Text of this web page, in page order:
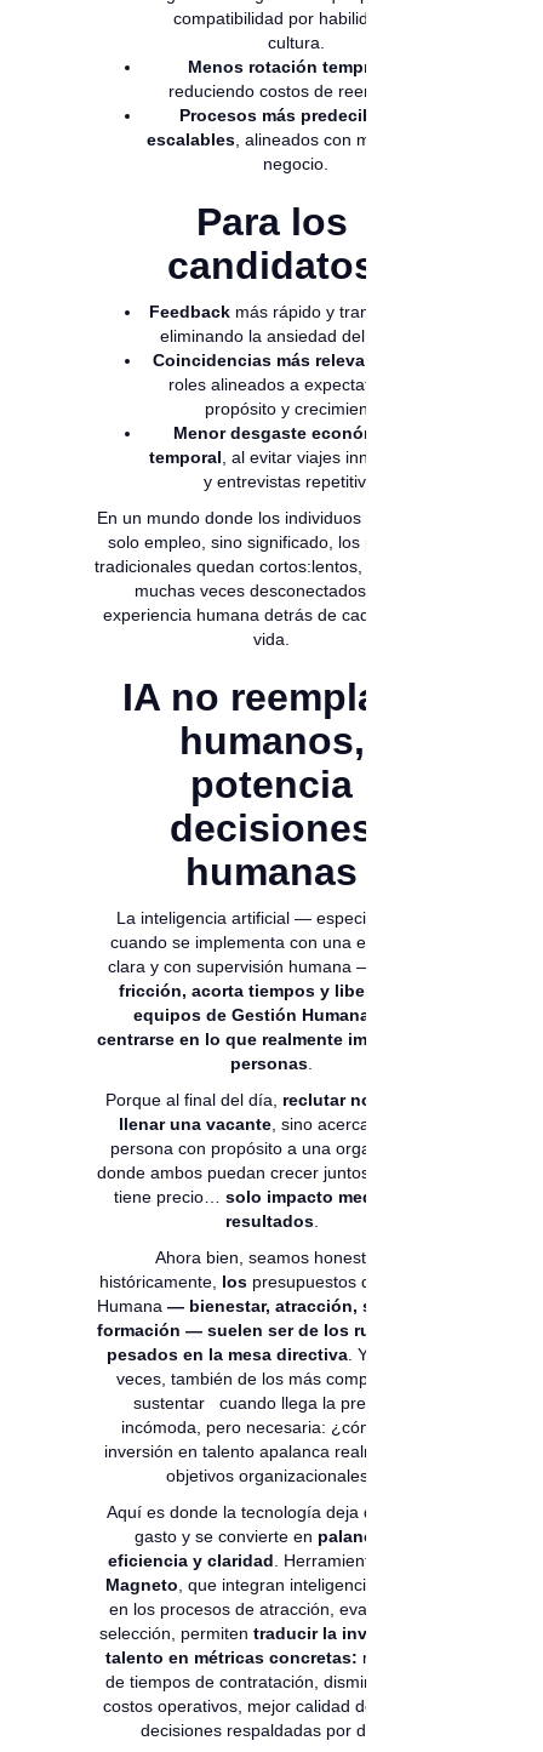
compatibilidad por habilidades y
cultura.
Menos rotación temprana,
reduciendo costos de reemplazo.
Procesos más predecibles y
escalables, alineados con métricas de
negocio.
Para los
candidatos
Feedback más rápido y transparente,
eliminando la ansiedad del silencio.
Coincidencias más relevantes
roles alineados a expectativas de
propósito y crecimiento.
Menor desgaste económico y
temporal , al evitar viajes innecesarios
y entrevistas repetitivas.
En un mundo donde los individuos buscan no
solo empleo, sino significado, los procesos
tradicionales quedan cortos:lentos, costosos y
muchas veces desconectados de la
experiencia humana detrás de cada hoja de
vida.
IA no reemplaza
humanos,
potencia
decisiones
humanas
La inteligencia artificial — especialmente
cuando se implementa con una estrategia
clara y con supervisión humana —
fricción, acorta tiempos y libera a los
equipos de Gestión Humana para
centrarse en lo que realmente importa: las
personas
Porque al final del día, reclutar no es solo
llenar una vacante , sino acercar a una
persona con propósito a una organización
donde ambos puedan crecer juntos. Y eso no
tiene precio… solo impacto medible en
resultados.
Ahora bien, seamos honestos:
históricamente, lospresupuestos de Gestión
Humana — bienestar, atracción, selección,
formación — suelen ser de los rubros más
pesados en la mesa directiva . Y, muchas
veces, también de los más complejos de
sustentar cuando llega la pregunta
incómoda, pero necesaria: ¿cómo esta
inversión en talento apalanca realmente los
objetivos organizacionales?
Aquí es donde la tecnología deja de ser un
gasto y se convierte en palanca de
eficiencia y claridad . Herramientas como
Magneto , que integran inteligencia artificial
en los procesos de atracción, evaluación y
selección, permiten traducir la inversión en
talento en métricas concretas: reducción
de tiempos de contratación, disminución de
costos operativos, mejor calidad de match y
decisiones respaldadas por datos.